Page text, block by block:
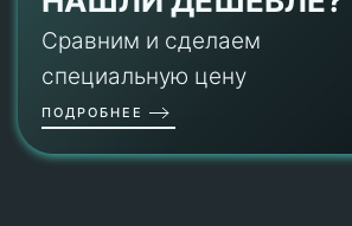
Сравним и сделаем
специальную цену
ПОДРОБНЕЕ